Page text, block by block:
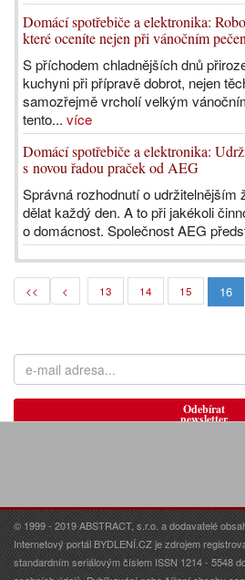
Domácí spotřebiče a elektronika:
které oceníte nejen při vánočním
S příchodem chladnějších dnů
kuchyni při přípravě dobrot, nejen
samozřejmě vrcholí velkým
tento... více
Domácí spotřebiče a elektronika:
s novou řadou praček od AEG
Správná rozhodnutí o
dělat každý den. A to při jakékoli
o domácnost. Společnost AEG
<< < 13 14 15 16
Odebírat
newsletter
© 1999 - 2019 ABSTRACT, s.r.o. a dodavatelé
Internetový portál BYDLENÍ.CZ je zdrojem
standardním seriálovým číslem ISSN 1214 - 5548